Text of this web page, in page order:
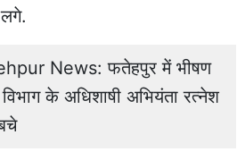
News: फतेहपुर में भीषण
के अधिशाषी अभियंता रत्नेश